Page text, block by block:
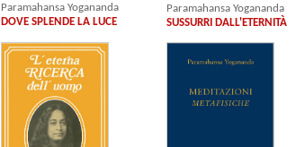
Paramahansa Yogananda
DOVE SPLENDE LA LUCE
Paramahansa Yogananda
SUSSURRI DALL'ETERNITÀ